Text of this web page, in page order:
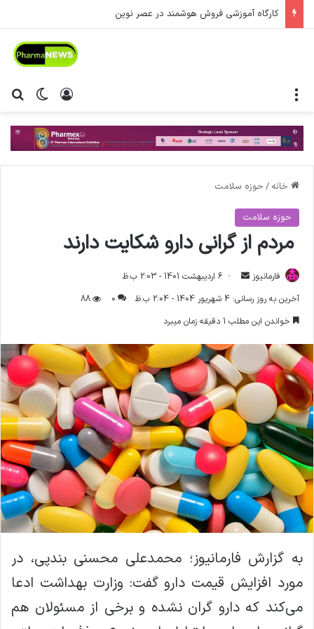
کارگاه آموزشی فروش هوشمند در عصر نوین
تغییر ورود
خانه / حوزه سلامت
حوزه سلامت
مردم از گرانی دارو شکایت دارند
فارمانیوز
ا
ل
ی
م
ی
6 اردیبهشت 1401 - 2:03 ب.ظ
آخرین به روز رسانی: 4 شهریور 1404 - 2:04 ب.ظ
0
88
خواندن این مطلب 1 دقیقه زمان میبرد
به گزارش فارمانیوز؛ محمدعلی محسنی بندپی، در
مورد افزایش قیمت دارو گفت: وزارت بهداشت ادعا
می‌کند که دارو گران نشده و برخی از مسئولان هم